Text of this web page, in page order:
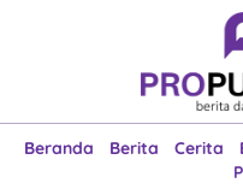
Beranda Berita Cerita